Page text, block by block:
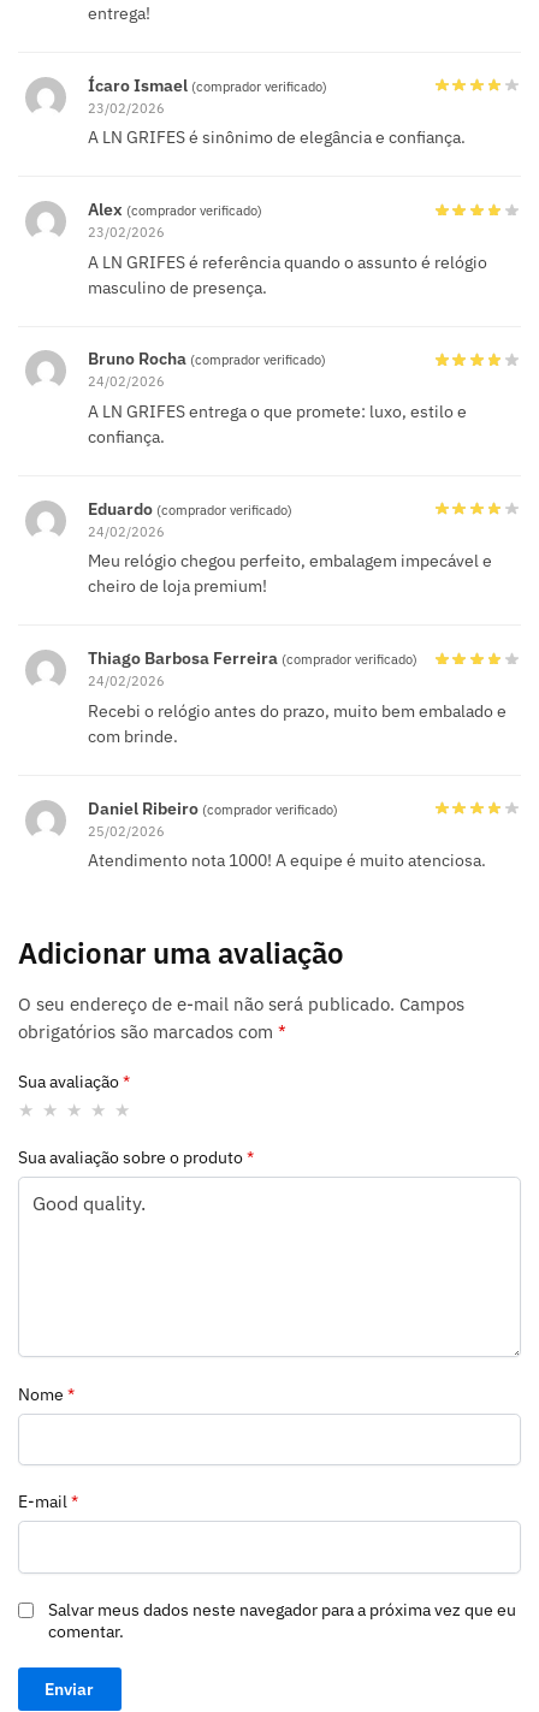
entrega!
Ícaro Ismael (comprador verificado)
23/02/2026
A LN GRIFES é sinônimo de elegância e confiança.
Alex (comprador verificado)
23/02/2026
A LN GRIFES é referência quando o assunto é relógio
masculino de presença.
Bruno Rocha (comprador verificado)
24/02/2026
A LN GRIFES entrega o que promete: luxo, estilo e
confiança.
Eduardo (comprador verificado)
24/02/2026
Meu relógio chegou perfeito, embalagem impecável e
cheiro de loja premium!
Thiago Barbosa Ferreira (comprador verificado)
24/02/2026
Recebi o relógio antes do prazo, muito bem embalado e
com brinde.
Daniel Ribeiro (comprador verificado)
25/02/2026
Atendimento nota 1000! A equipe é muito atenciosa.
Adicionar uma avaliação
O seu endereço de e-mail não será publicado. Campos
obrigatórios são marcados com *
Sua avaliação*
Sua avaliação sobre o produto*
Nome *
E-mail*
Salvar meus dados neste navegador para a próxima vez que eu
comentar.